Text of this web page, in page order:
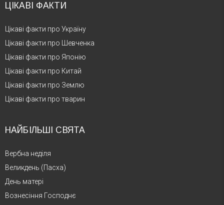
ЦІКАВІ ФАКТИ
Цікаві факти про Україну
Цікаві факти про Шевченка
Цікаві факти про Японію
Цікаві факти про Китай
Цікаві факти про Землю
Цікаві факти про тварин
НАЙБІЛЬШІ СВЯТА
Вербна неділя
Великдень (Пасха)
День матері
Вознесіння Господнє